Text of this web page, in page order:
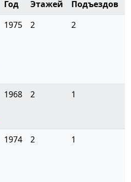
Год Этажей Подъездов
1975 2 2
1968 2 1
1974 2 1